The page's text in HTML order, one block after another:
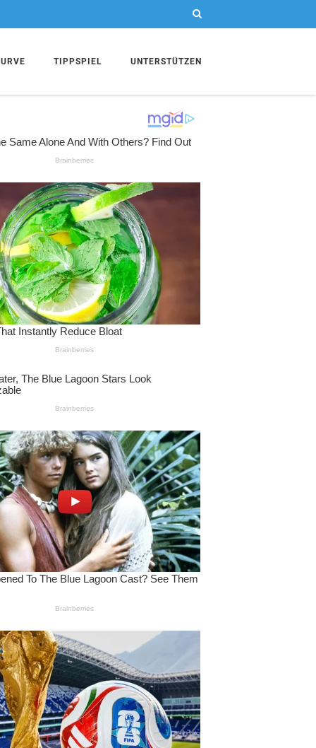
TIPPSPIEL UNTERSTÜTZEN